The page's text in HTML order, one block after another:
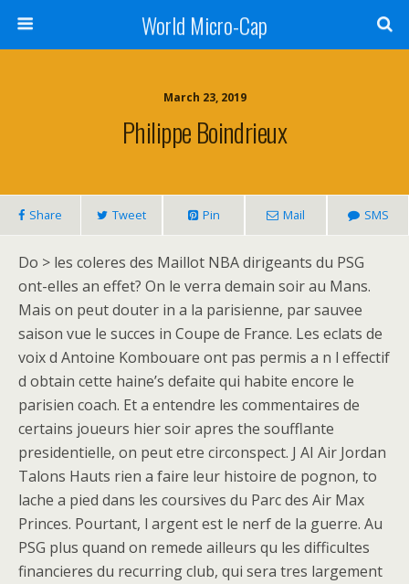
World Micro-Cap
March 23, 2019
Philippe Boindrieux
Share Tweet Pin Mail SMS
Do > les coleres des Maillot NBA dirigeants du PSG
ont-elles an effet? On le verra demain soir au Mans.
Mais on peut douter in a la parisienne, par sauvee
saison vue le succes in Coupe de France. Les eclats de
voix d Antoine Kombouare ont pas permis a n l effectif
d obtain cette haine’s defaite qui habite encore le
parisien coach. Et a entendre les commentaires de
certains joueurs hier soir apres the soufflante
presidentielle, on peut etre circonspect. J AI Air Jordan
Talons Hauts rien a faire leur histoire de pognon, to
lache a pied dans les coursives du Parc des Air Max
Princes. Pourtant, l argent est le nerf de la guerre. Au
PSG plus quand on remede ailleurs qu les difficultes
financieres du recurring club, qui sera tres largement